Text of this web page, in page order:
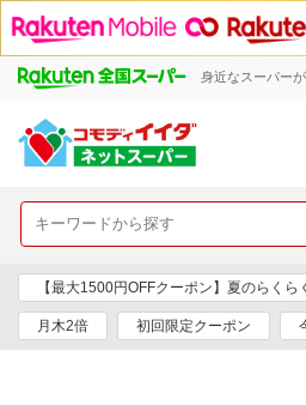
身近なスーパー
【最大1500円OFFクーポン】夏のらくら
月木2倍 初回限定クーポン